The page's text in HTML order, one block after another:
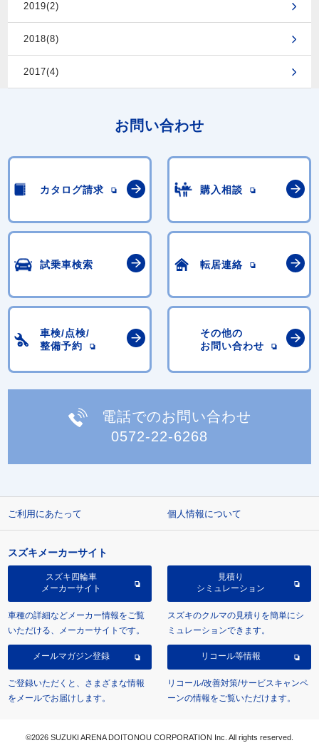
2019(2)
2018(8)
2017(4)
お問い合わせ
カタログ請求 購入相談
試乗車検索 転居連絡
車検/点検/
整備予約
その他の
お問い合わせ
電話でのお問い合わせ
0572-22-6268
ご利用にあたって 個人情報について
スズキメーカーサイト
スズキ四輪車
メーカーサイト
車種の詳細などメーカー情報をご覧
いただける、メーカーサイトです。
見積り
シミュレーション
スズキのクルマの見積りを簡単にシ
ミュレーションできます。
メールマガジン登録
ご登録いただくと、さまざまな情報
をメールでお届けします。
リコール等情報
リコール/改善対策/サービスキャンペ
ーンの情報をご覧いただけます。
©2026 SUZUKI ARENA DOITONOU CORPORATION Inc. All rights reserved.